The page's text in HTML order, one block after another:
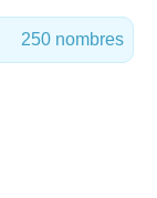
250 nombres